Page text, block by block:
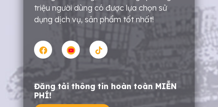
triệu người dùng có được lựa chọn sử
dụng dịch vụ, sản phẩm tốt nhất!
Đăng tải thông tin hoàn toàn MIỄN
PHÍ!